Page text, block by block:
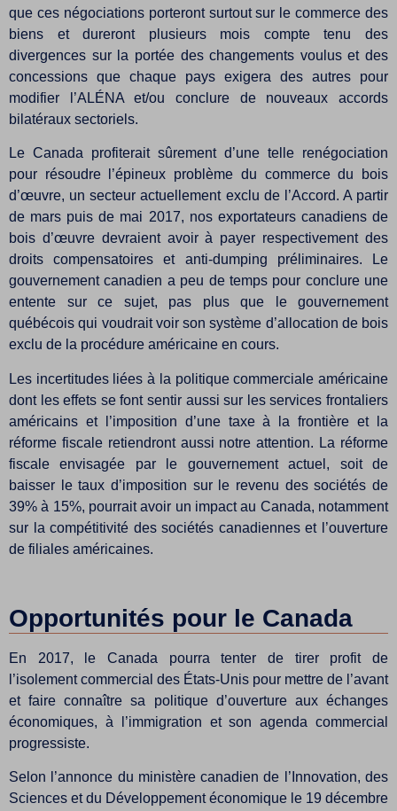
que ces négociations porteront surtout sur le commerce des
biens et dureront plusieurs mois compte tenu des
divergences sur la portée des changements voulus et des
concessions que chaque pays exigera des autres pour
modifier l’ALÉNA et/ou conclure de nouveaux accords
bilatéraux sectoriels.
Le Canada profiterait sûrement d’une telle renégociation
pour résoudre l’épineux problème du commerce du bois
d’œuvre, un secteur actuellement exclu de l’Accord. A partir
de mars puis de mai 2017, nos exportateurs canadiens de
bois d’œuvre devraient avoir à payer respectivement des
droits compensatoires et anti-dumping préliminaires. Le
gouvernement canadien a peu de temps pour conclure une
entente sur ce sujet, pas plus que le gouvernement
québécois qui voudrait voir son système d’allocation de bois
exclu de la procédure américaine en cours.
Les incertitudes liées à la politique commerciale américaine
dont les effets se font sentir aussi sur les services frontaliers
américains et l’imposition d’une taxe à la frontière et la
réforme fiscale retiendront aussi notre attention. La réforme
fiscale envisagée par le gouvernement actuel, soit de
baisser le taux d’imposition sur le revenu des sociétés de
39% à 15%, pourrait avoir un impact au Canada, notamment
sur la compétitivité des sociétés canadiennes et l’ouverture
de filiales américaines.
Opportunités pour le Canada
En 2017, le Canada pourra tenter de tirer profit de
l’isolement commercial des États-Unis pour mettre de l’avant
et faire connaître sa politique d’ouverture aux échanges
économiques, à l’immigration et son agenda commercial
progressiste.
Selon l’annonce du ministère canadien de l’Innovation, des
Sciences et du Développement économique le 19 décembre